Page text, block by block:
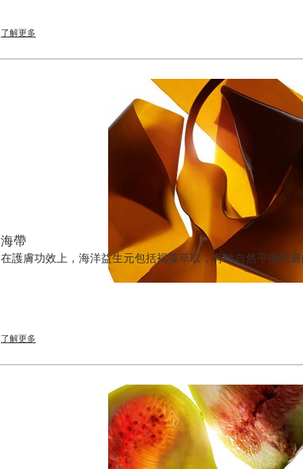
了解更多
海帶
在護膚功效上，海洋益生元包括褐藻萃取，有助自然平衡肌膚
了解更多